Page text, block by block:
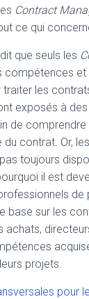
Contract
ce qui
que seuls les
compétences
les
exposés à
de comprendre
contrat. Or,
toujours
il est
de
base sur les
achats,
projets.
pour